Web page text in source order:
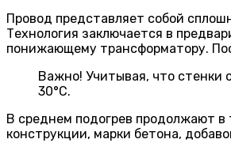
Провод представляет собой
Технология заключается в
понижающему трансформатору.
Важно! Учитывая, что стенки
30°C.
В среднем подогрев продолжают
конструкции, марки бетона,